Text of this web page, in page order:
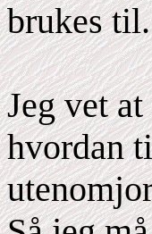
brukes til.
Jeg vet
hvordan